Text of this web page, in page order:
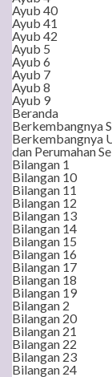
Ayub 40
Ayub 41
Ayub 42
Ayub 5
Ayub 6
Ayub 7
Ayub 8
Ayub 9
Beranda
Berkembangnya
Berkembangnya
dan Perumahan
Bilangan 1
Bilangan 10
Bilangan 11
Bilangan 12
Bilangan 13
Bilangan 14
Bilangan 15
Bilangan 16
Bilangan 17
Bilangan 18
Bilangan 19
Bilangan 2
Bilangan 20
Bilangan 21
Bilangan 22
Bilangan 23
Bilangan 24